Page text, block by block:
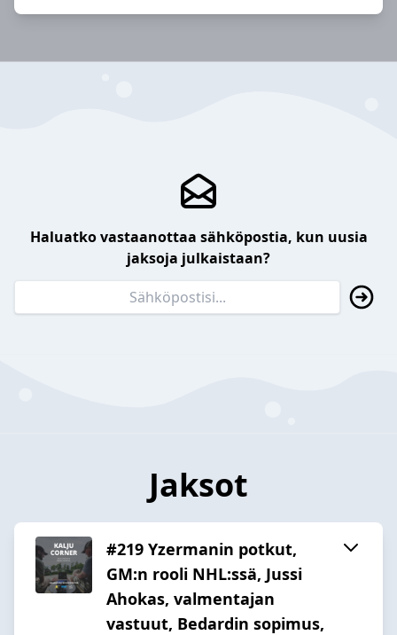
Haluatko vastaanottaa sähköpostia, kun uusia
jaksoja julkaistaan?
Jaksot
#219 Yzermanin potkut,
GM:n rooli NHL:ssä, Jussi
Ahokas, valmentajan
vastuut, Bedardin sopimus,